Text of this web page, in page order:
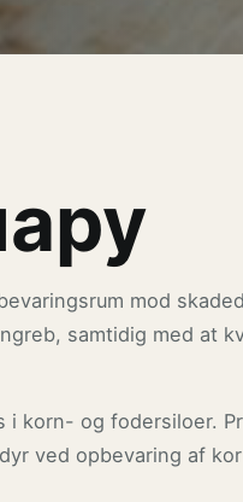
mod
samtidig med at
i korn- og fodersiloer.
ved opbevaring af